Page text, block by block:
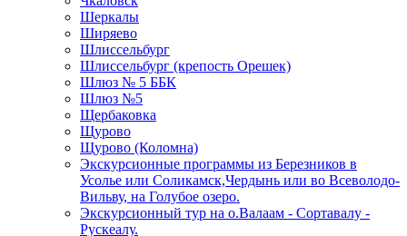
Шеркалы
Ширяево
Шлиссельбург
Шлиссельбург (крепость Орешек)
Шлюз № 5 ББК
Шлюз №5
Щербаковка
Щурово
Щурово (Коломна)
Экскурсионные программы из Березников в
Усолье или Соликамск,Чердынь или во Всеволодо-
Вильву, на Голубое озеро.
Экскурсионный тур на о.Валаам - Сортавалу -
Рускеалу.